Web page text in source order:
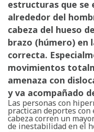
estructuras que se
alrededor del
cabeza del hueso
brazo (húmero) en
correcta.
movimientos
amenaza con
y va acompañado
Las personas con
practican deportes
cabeza corren un
de inestabilidad en el